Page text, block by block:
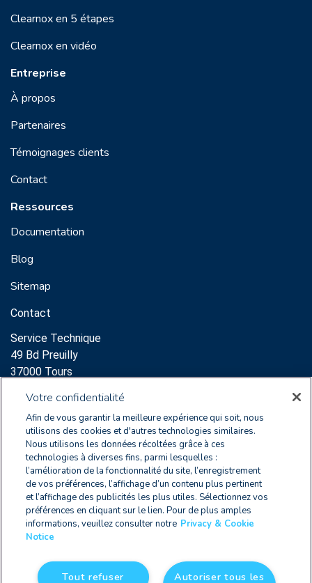
Clearnox en 5 étapes
Clearnox en vidéo
Entreprise
À propos
Partenaires
Témoignages clients
Contact
Ressources
Documentation
Blog
Sitemap
Contact
Service Technique
49 Bd Preuilly
37000 Tours
clearnoxsupport@wolterskluwer.com
+33 2 47 60 65 96
Service Commercial
64 Rue des Archives
75003 Paris
+33 2 47 60 65 96
FR 2579 9178 8010 0012
Votre confidentialité
Afin de vous garantir la meilleure expérience qui soit, nous
utilisons des cookies et d'autres technologies similaires.
Nous utilisons les données récoltées grâce à ces
technologies à diverses fins, parmi lesquelles :
l’amélioration de la fonctionnalité du site, l’enregistrement
de vos préférences, l’affichage d’un contenu plus pertinent
et l’affichage des publicités les plus utiles. Sélectionnez vos
préférences en cliquant sur le lien. Pour de plus amples
informations, veuillez consulter notre Privacy & Cookie
Notice
Autoriser tous les
Tout refuser